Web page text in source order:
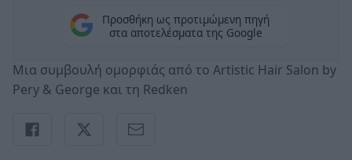
Προσθήκη ως προτιμώμενη πηγή
στα αποτελέσματα της Google
Μια συμβουλή ομορφιάς από το Artistic Hair Salon by
Pery & George και τη Redken